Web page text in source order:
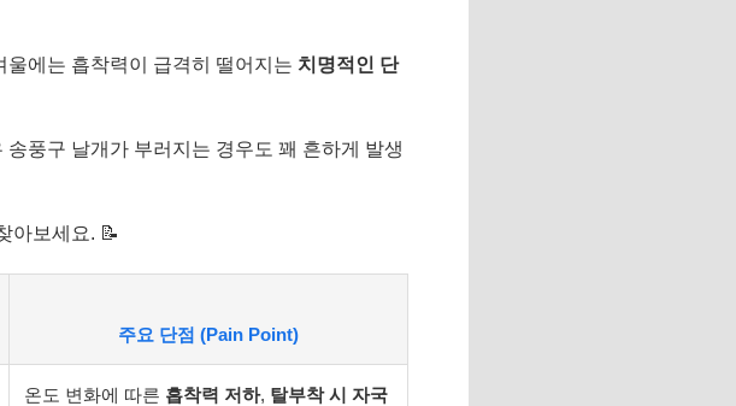
에는 흡착력이 급격히 떨어지는 치명적인 단
풍구 날개가 부러지는 경우도 꽤 흔하게 발생
아보세요. 📝
주요 단점 (Pain Point)
온도 변화에 따른 흡착력 저하, 탈부착 시 자국